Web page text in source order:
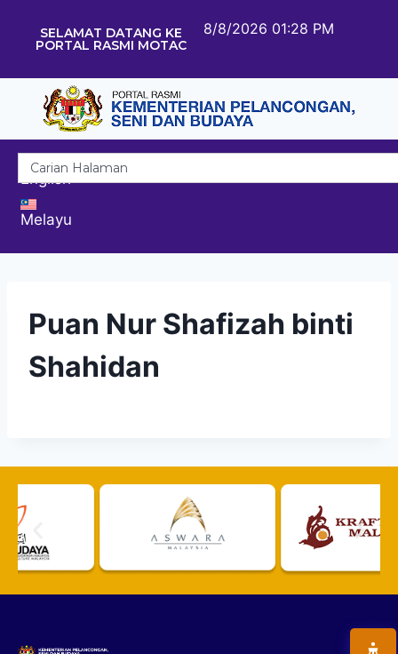
SELAMAT DATANG KE
PORTAL RASMI MOTAC
8/8/2026 01:28 PM
English
Melayu
Puan Nur Shafizah binti
Shahidan